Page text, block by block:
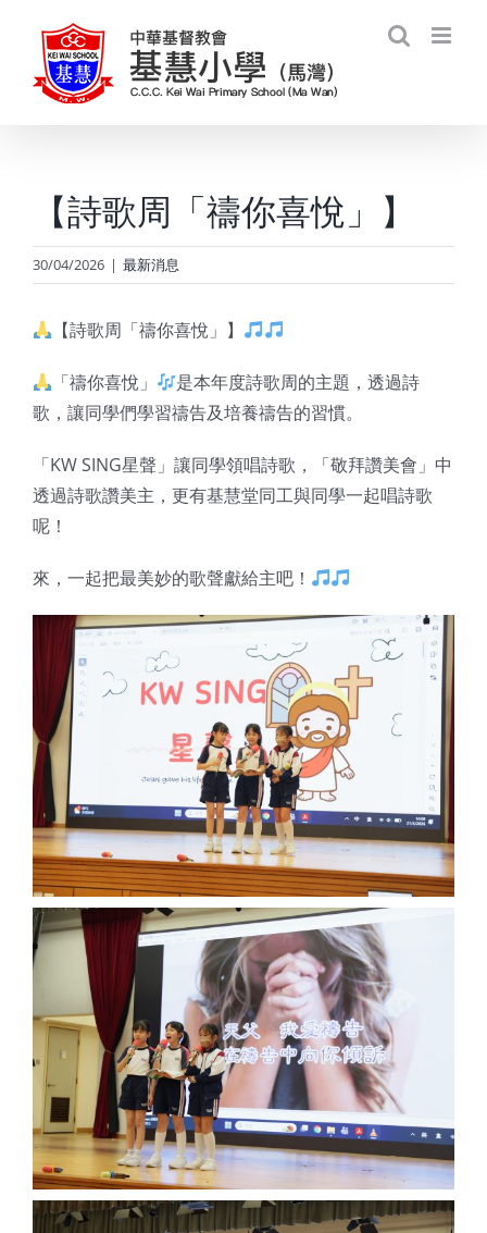
content
【詩歌周「禱你喜悅」】
30/04/2026 | 最新消息
【詩歌周「禱你喜悅」】
「禱你喜悅」
是本年度詩歌周的主題，透過詩
歌，讓同學們學習禱告及培養禱告的習慣。
「KW SING星聲」讓同學領唱詩歌，「敬拜讚美會」中
透過詩歌讚美主，更有基慧堂同工與同學一起唱詩歌
呢！
來，一起把最美妙的歌聲獻給主吧！